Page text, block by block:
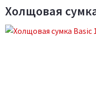
Холщовая